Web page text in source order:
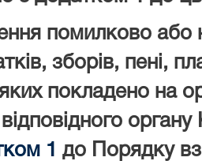
помилково або
зборів, пені,
покладено на
1 до Порядку